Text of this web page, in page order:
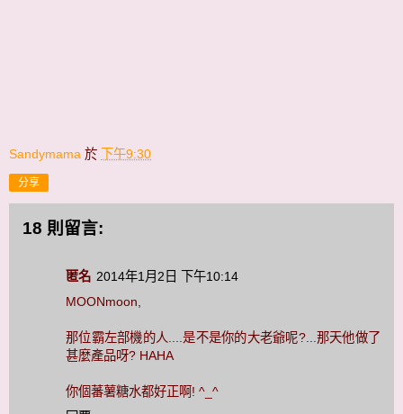
Sandymama 於 下午9:30
分享
18 則留言:
匿名 2014年1月2日 下午10:14
MOONmoon,
那位霸左部機的人....是不是你的大老爺呢?...那天他做了
甚麼產品呀? HAHA
你個蕃薯糖水都好正啊! ^_^